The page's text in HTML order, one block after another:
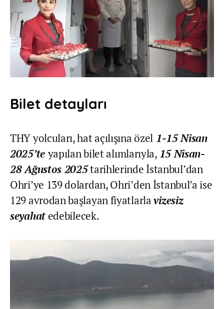
Bilet detayları
THY yolcuları, hat açılışına özel 1-15 Nisan
2025’teyapılan bilet alımlarıyla, 15 Nisan-
28 Ağustos 2025tarihlerinde İstanbul’dan
Ohri’ye 139 dolardan, Ohri’den İstanbul’a ise
129 avrodan başlayan fiyatlarlavizesiz
seyahatedebilecek.